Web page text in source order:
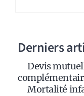
Derniers
Devis
Mortalité